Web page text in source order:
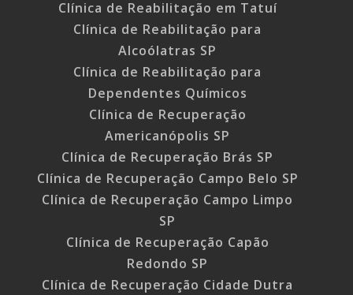
Clínica de Reabilitação em Tatuí
Clínica de Reabilitação para
Alcoólatras SP
Clínica de Reabilitação para
Dependentes Químicos
Clínica de Recuperação
Americanópolis SP
Clínica de Recuperação Brás SP
Clínica de Recuperação Campo Belo SP
Clínica de Recuperação Campo Limpo
SP
Clínica de Recuperação Capão
Redondo SP
Clínica de Recuperação Cidade Dutra